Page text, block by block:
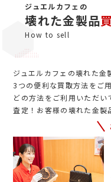
ジュエルカフェの
壊れた金製品
How to sell
ジュエルカフェの壊れた金
3つの便利な買取方法をご
どの方法をご利用いただ
査定！お客様の壊れた金製